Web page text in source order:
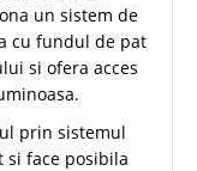
un sistem de
cu fundul de pat
si ofera acces
prin sistemul
si face posibila